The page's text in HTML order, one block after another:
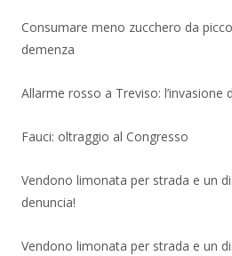
Consumare meno zucchero da
demenza
Allarme rosso a Treviso: l’invasione
Fauci: oltraggio al Congresso
Vendono limonata per strada e un
denuncia!
Vendono limonata per strada e un